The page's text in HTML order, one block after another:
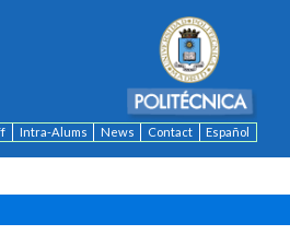
Intra-Alums News Contact Español